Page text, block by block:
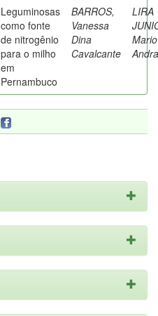
Leguminosas
como fonte
de nitrogênio
para o milho
em
Pernambuco
BARROS,
Vanessa
Dina
Cavalcante
LIRA